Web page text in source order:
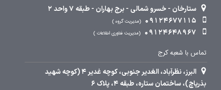
ستارخان - خسرو شمالی - برج بهاران - طبقه 7 واحد 2
09124677115
مدیریت گروه
09124648967 مدیریت فناوری اطلاعات
تماس با شعبه کرج
البرز، نظرآباد، الغدیر جنوبی، کوچه غدیر 4 (کوچه شهید
بذرپاچ)، ساختمان ستاره، طبقه 4، پلاک 6